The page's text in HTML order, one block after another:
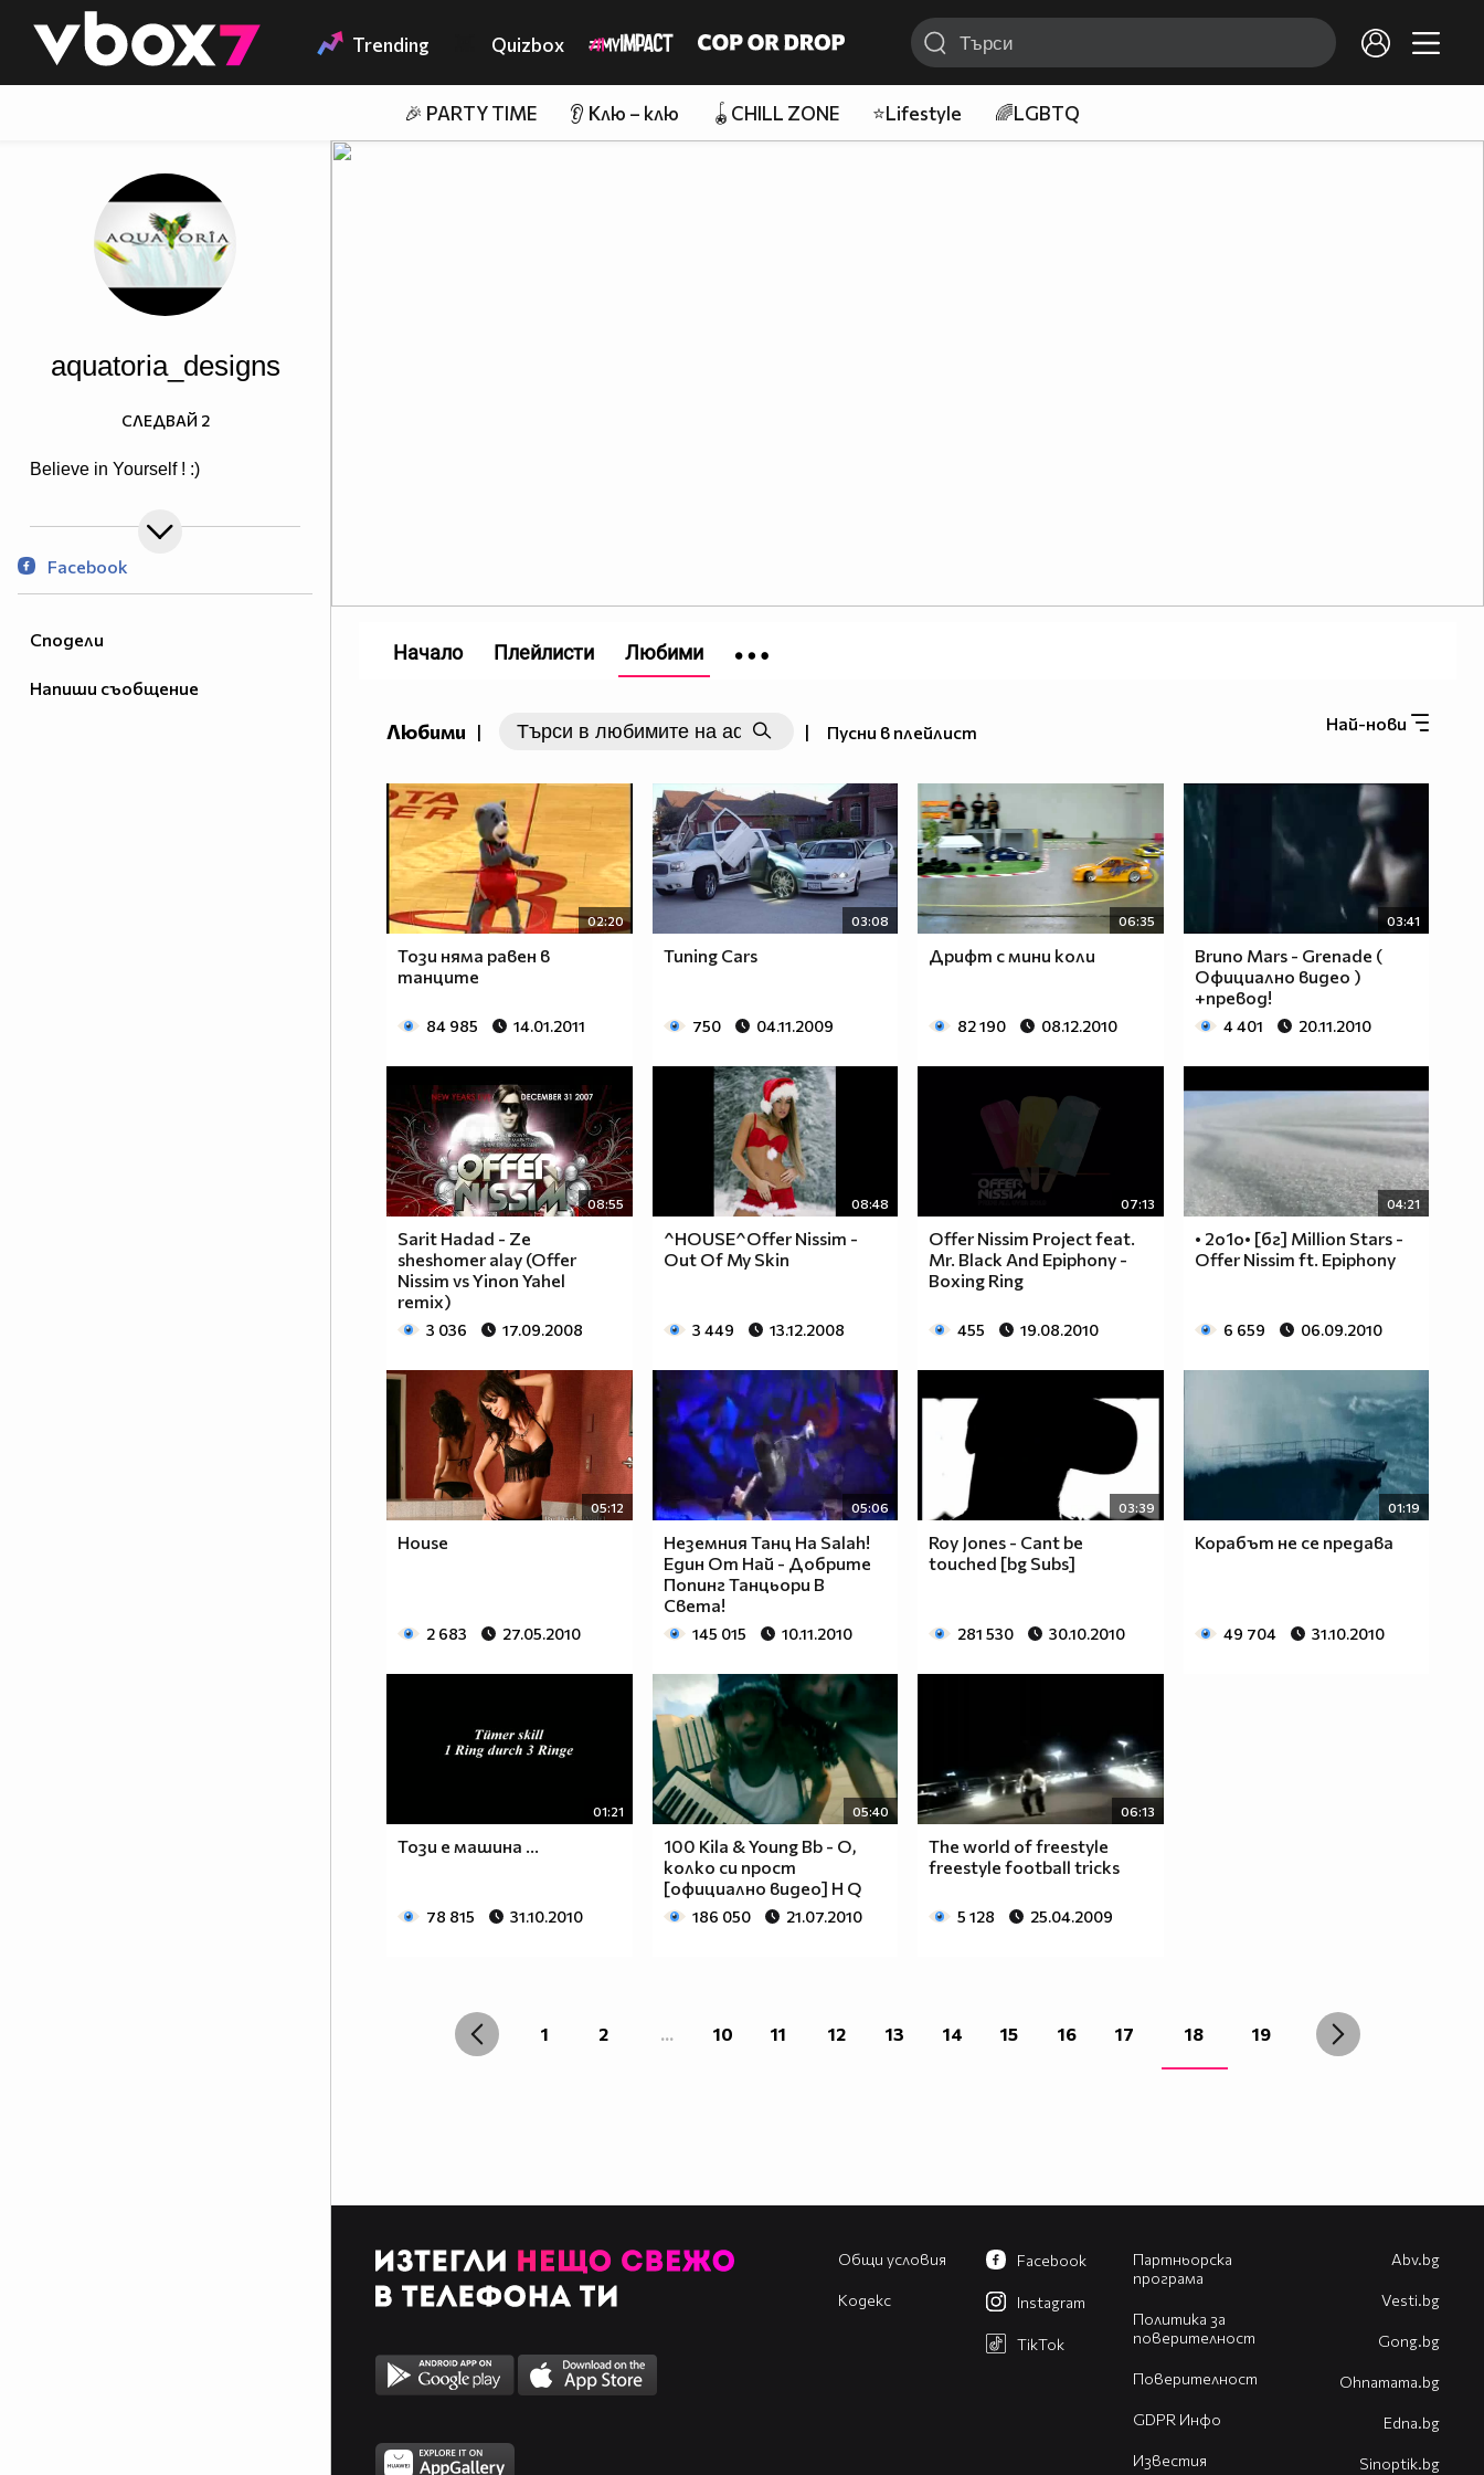
👾 Trending Quizbox
🎉 PARTY TIME 👂 Клю – клю 🪀CHILL ZONE ⭐Lifestyle 🌈LGBTQ
Сподели
Напиши съобщение
aquatoria_designs
Believe in Yourself ! :)
СЛЕДВАЙ 2
Facebook
Любими | | Пусни в плейлист Най-нови
02:20
Този няма равен в
танците
84 985 14.01.2011
03:08
Tuning Cars
750 04.11.2009
06:35
Дрифт с мини коли
82 190 08.12.2010
03:41
Bruno Mars - Grenade (
Официално видео )
+превод!
4 401 20.11.2010
08:55
Sarit Hadad - Ze
sheshomer alay (Offer
Nissim vs Yinon Yahel
remix)
3 036 17.09.2008
08:48
^HOUSE^Offer Nissim -
Out Of My Skin
3 449 13.12.2008
07:13
Offer Nissim Project feat.
Mr. Black And Epiphony -
Boxing Ring
455 19.08.2010
04:21
• 2o1o• [бг] Million Stars -
Offer Nissim ft. Epiphony
6 659 06.09.2010
05:12
House
2 683 27.05.2010
05:06
Неземния Танц На Salah!
Един От Най - Добрите
Попинг Танцьори В
Света!
145 015 10.11.2010
03:39
Roy Jones - Cant be
touched [bg Subs]
281 530 30.10.2010
01:19
Корабът не се предава
49 704 31.10.2010
01:21
Този е машина ...
78 815 31.10.2010
05:40
100 Kila & Young Bb - О,
колко си прост
[официално видео] H Q
186 050 21.07.2010
06:13
The world of freestyle
freestyle football tricks
5 128 25.04.2009
1 2 ... 10 11 12 13 14 15 16 17 18 19
Начало Плейлисти Любими
Общи условия
Кодекс
Партньорска
програма
Политика за
поверителност
Поверителност
GDPR Инфо
Известия
Facebook
Instagram
TikTok
Abv.bg
Vesti.bg
Gong.bg
Оhnamama.bg
Edna.bg
Sinoptik.bg